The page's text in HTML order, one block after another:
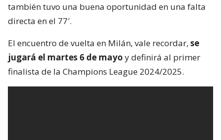
también tuvo una buena oportunidad en una falta
directa en el 77′.
El encuentro de vuelta en Milán, vale recordar, se
jugará el martes 6 de mayo y definirá al primer
finalista de la Champions League 2024/2025.